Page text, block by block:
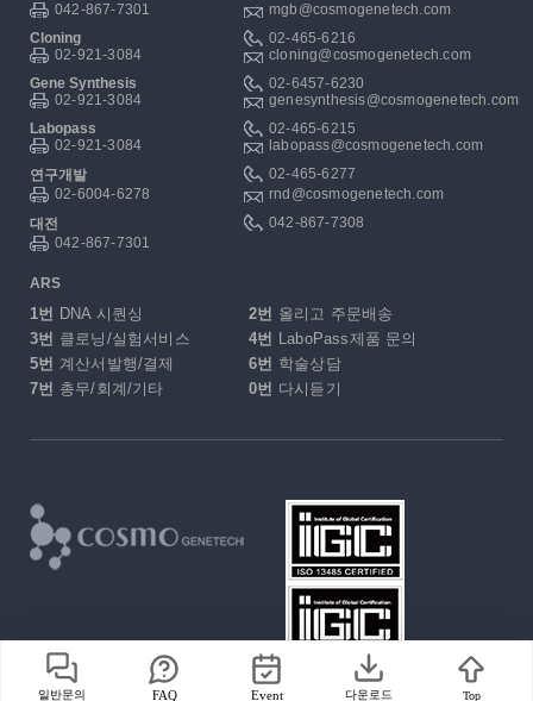
042-867-7301
mgb@cosmogenetech.com
Cloning
02-465-6216
02-921-3084
cloning@cosmogenetech.com
Gene Synthesis
02-6457-6230
02-921-3084
genesynthesis@cosmogenetech.com
Labopass
02-465-6215
02-921-3084
labopass@cosmogenetech.com
연구개발
02-465-6277
02-6004-6278
rnd@cosmogenetech.com
대전
042-867-7308
042-867-7301
ARS
1번 DNA 시퀀싱 2번 올리고 주문배송
3번 클로닝/실험서비스 4번 LaboPass제품 문의
5번 계산서발행/결제 6번 학술상담
7번 총무/회계/기타 0번 다시듣기
일반문의 FAQ Event 다운로드 Top